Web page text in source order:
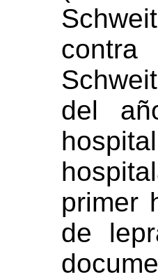
del
primer
de